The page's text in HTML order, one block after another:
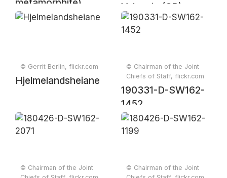
metamorphite)
(Sar-e-Sang
2.7 Ga (?); Sar-e-
Sang Mining
Mountains,
Afghanistan) 14
Valencia (SP) ➔
Berlin (DE)
© Gerrit Berlin, flickr.com
Hjelmelandsheiane
© Chairman of the Joint
Chiefs of Staff, flickr.com
190331-D-SW162-
1452
© Chairman of the Joint
© Chairman of the Joint